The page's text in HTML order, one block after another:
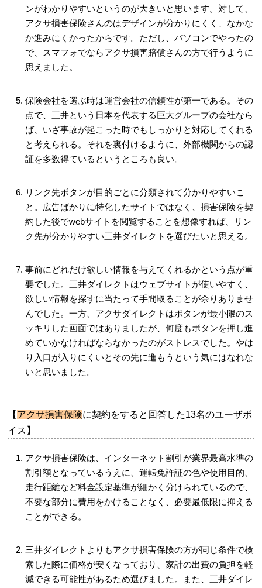
ンがわかりやすいというのが大きいと思います。対して、
アクサ損害保険さんのはデザインが分かりにくく、なかな
か進みにくかったからです。ただし、パソコンでやったの
で、スマフォでならアクサ損害賠償さんの方で行うように
思えました。
保険会社を選ぶ時は運営会社の信頼性が第一である。その
点で、三井という日本を代表する巨大グループの会社なら
ば、いざ事故が起こった時でもしっかりと対応してくれる
と考えられる。それを裏付けるように、外部機関からの認
証を多数得ているというところも良い。
リンク先ボタンが目的ごとに分類されて分かりやすいこ
と。広告ばかりに特化したサイトではなく、損害保険を契
約した後でwebサイトを閲覧することを想像すれば、リン
ク先が分かりやすい三井ダイレクトを選びたいと思える。
事前にどれだけ欲しい情報を与えてくれるかという点が重
要でした。三井ダイレクトはウェブサイトが使いやすく、
欲しい情報を探すに当たって手間取ることが余りありませ
んでした。一方、アクサダイレクトはボタンが最小限のス
ッキリした画面ではありましたが、何度もボタンを押し進
めていかなければならなかったのがストレスでした。やは
り入口が入りにくいとその先に進もうという気にはなれな
いと思いました。
【 アクサ損害保険に契約をすると回答した13名のユーザボ
イス】
アクサ損害保険は、インターネット割引が業界最高水準の
割引額となっているうえに、運転免許証の色や使用目的、
走行距離など料金設定基準が細かく分けられているので、
不要な部分に費用をかけることなく、必要最低限に抑える
ことができる。
三井ダイレクトよりもアクサ損害保険の方が同じ条件で検
索した際に価格が安くなっており、家計の出費の負担を軽
減できる可能性があるため選びました。また、三井ダイレ